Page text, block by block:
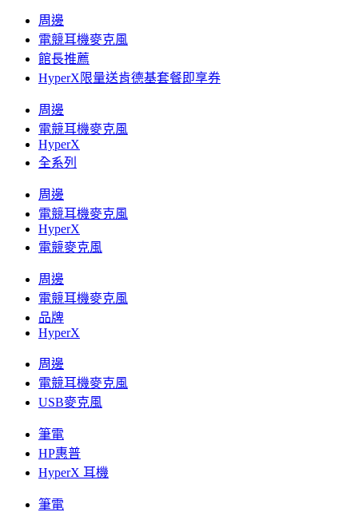
周邊
電競耳機麥克風
館長推薦
HyperX限量送肯德基套餐即享券
周邊
電競耳機麥克風
HyperX
全系列
周邊
電競耳機麥克風
HyperX
電競麥克風
周邊
電競耳機麥克風
品牌
HyperX
周邊
電競耳機麥克風
USB麥克風
筆電
HP惠普
HyperX 耳機
筆電